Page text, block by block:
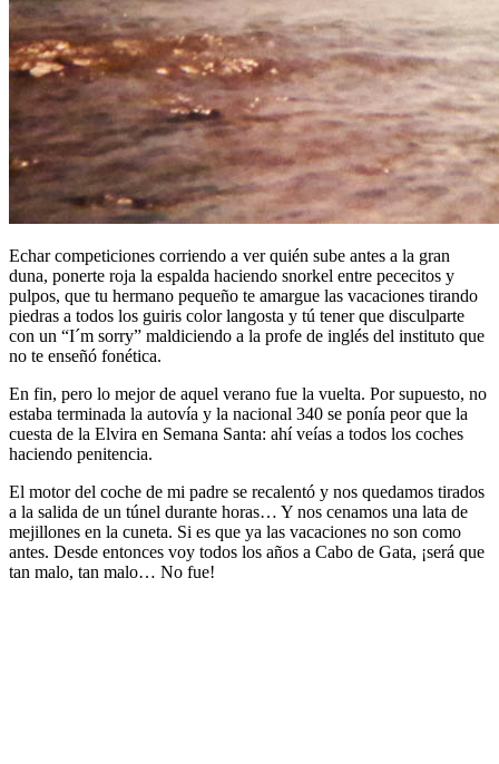
Echar competiciones corriendo a ver quién sube antes a la gran
duna, ponerte roja la espalda haciendo snorkel entre pececitos y
pulpos, que tu hermano pequeño te amargue las vacaciones tirando
piedras a todos los guiris color langosta y tú tener que disculparte
con un “I´m sorry” maldiciendo a la profe de inglés del instituto que
no te enseñó fonética.
En fin, pero lo mejor de aquel verano fue la vuelta. Por supuesto, no
estaba terminada la autovía y la nacional 340 se ponía peor que la
cuesta de la Elvira en Semana Santa: ahí veías a todos los coches
haciendo penitencia.
El motor del coche de mi padre se recalentó y nos quedamos tirados
a la salida de un túnel durante horas… Y nos cenamos una lata de
mejillones en la cuneta. Si es que ya las vacaciones no son como
antes. Desde entonces voy todos los años a Cabo de Gata, ¡será que
tan malo, tan malo… No fue!